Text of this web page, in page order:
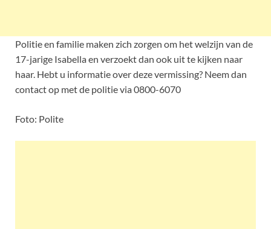
Politie en familie maken zich zorgen om het welzijn van de
17-jarige Isabella en verzoekt dan ook uit te kijken naar
haar. Hebt u informatie over deze vermissing? Neem dan
contact op met de politie via 0800-6070
Foto: Polite